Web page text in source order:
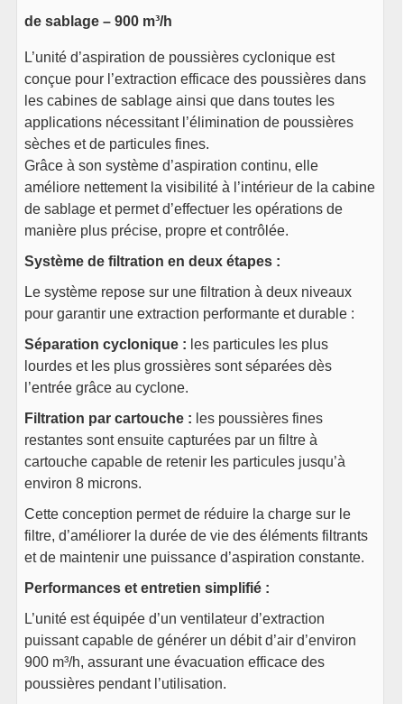
de sablage – 900 m³/h
L’unité d’aspiration de poussières cyclonique est
conçue pour l’extraction efficace des poussières dans
les cabines de sablage ainsi que dans toutes les
applications nécessitant l’élimination de poussières
sèches et de particules fines.
Grâce à son système d’aspiration continu, elle
améliore nettement la visibilité à l’intérieur de la cabine
de sablage et permet d’effectuer les opérations de
manière plus précise, propre et contrôlée.
Système de filtration en deux étapes :
Le système repose sur une filtration à deux niveaux
pour garantir une extraction performante et durable :
Séparation cyclonique : les particules les plus
lourdes et les plus grossières sont séparées dès
l’entrée grâce au cyclone.
Filtration par cartouche : les poussières fines
restantes sont ensuite capturées par un filtre à
cartouche capable de retenir les particules jusqu’à
environ 8 microns.
Cette conception permet de réduire la charge sur le
filtre, d’améliorer la durée de vie des éléments filtrants
et de maintenir une puissance d’aspiration constante.
Performances et entretien simplifié :
L’unité est équipée d’un ventilateur d’extraction
puissant capable de générer un débit d’air d’environ
900 m³/h, assurant une évacuation efficace des
poussières pendant l’utilisation.